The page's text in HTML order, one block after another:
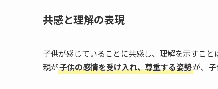
共感と理解の表現
子供が感じていることに共感し、理解を示すこと
親が子供の感情を受け入れ、尊重する姿勢が、